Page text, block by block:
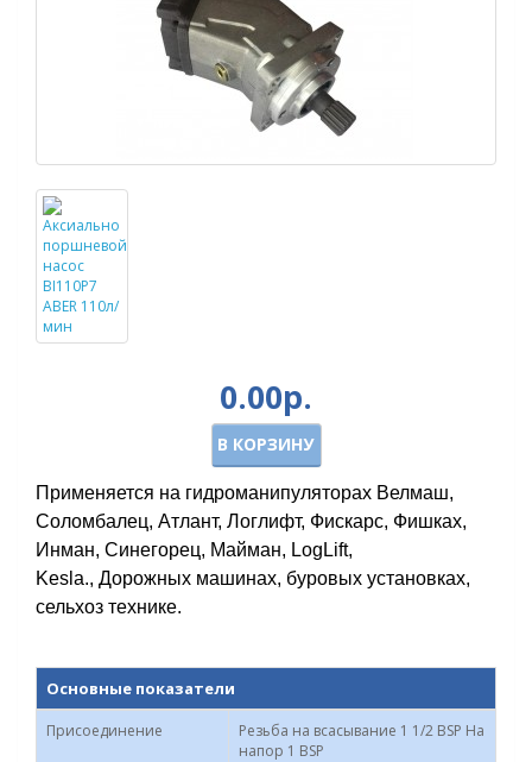
0.00р.
В КОРЗИНУ
Применяется на гидроманипуляторах Велмаш,
Соломбалец, Атлант, Логлифт, Фискарс, Фишках,
Инман, Синегорец, Майман, LogLift,
Kesla., Дорожных машинах, буровых установках,
сельхоз технике.
Основные показатели
Присоединение
Резьба на всасывание 1 1/2 BSP На
напор 1 BSP